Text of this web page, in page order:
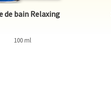
de bain Relaxing
100 ml